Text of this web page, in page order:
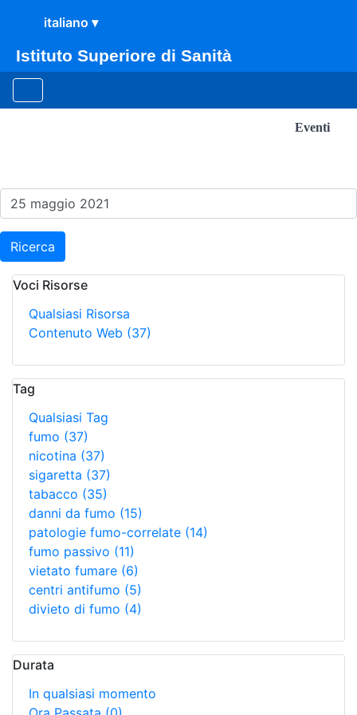
Istituto Superiore di Sanità
Eventi
Ricerca
Voci Risorse
Qualsiasi Risorsa
Contenuto Web (37)
Tag
Qualsiasi Tag
fumo (37)
nicotina (37)
sigaretta (37)
tabacco (35)
danni da fumo (15)
patologie fumo-correlate (14)
fumo passivo (11)
vietato fumare (6)
centri antifumo (5)
divieto di fumo (4)
Durata
In qualsiasi momento